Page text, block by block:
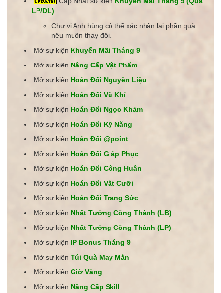
LP/DL)
Chư vị Anh hùng có thể xác nhận lại phần quà
nếu muốn thay đổi.
Mở sự kiện Khuyến Mãi Tháng 9
Mở sự kiện Nâng Cấp Vật Phẩm
Mở sự kiện Hoán Đổi Nguyên Liệu
Mở sự kiện Hoán Đổi Vũ Khí
Mở sự kiện Hoán Đổi Ngọc Khảm
Mở sự kiện Hoán Đổi Kỹ Năng
Mở sự kiện Hoán Đổi @point
Mở sự kiện Hoán Đổi Giáp Phục
Mở sự kiện Hoán Đổi Công Huân
Mở sự kiện Hoán Đổi Vật Cưỡi
Mở sự kiện Hoán Đổi Trang Sức
Mở sự kiện Nhất Tướng Công Thành (LB)
Mở sự kiện Nhất Tướng Công Thành (LP)
Mở sự kiện IP Bonus Tháng 9
Mở sự kiệnTúi Quà May Mắn
Mở sự kiệnGiờ Vàng
Mở sự kiện Nâng Cấp Skill